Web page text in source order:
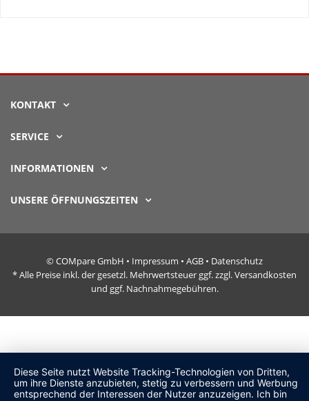
KONTAKT
SERVICE
INFORMATIONEN
UNSERE ÖFFNUNGSZEITEN
© COMpare GmbH • Impressum • AGB • Datenschutz
* Alle Preise inkl. der gesetzl. Mehrwertsteuer ggf. zzgl. Versandkosten
und ggf. Nachnahmegebühren.
Diese Seite nutzt Website Tracking-Technologien von Dritten,
um ihre Dienste anzubieten, stetig zu verbessern und Werbung
entsprechend der Interessen der Nutzer anzuzeigen. Ich bin